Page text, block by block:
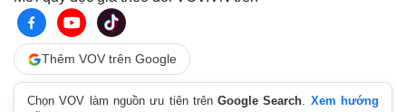
Kinh tế
Bất động sản
Khởi nghiệp
Tiêu dùng
Thêm VOV trên Google
Chọn VOV làm nguồn ưu tiên trênGoogle Search. Xem hướng